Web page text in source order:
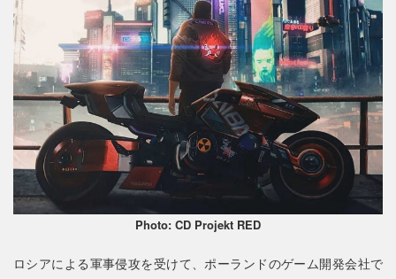
Photo: CD Projekt RED
ロシアによる軍事侵攻を受けて、ポーランドのゲーム開発会社で